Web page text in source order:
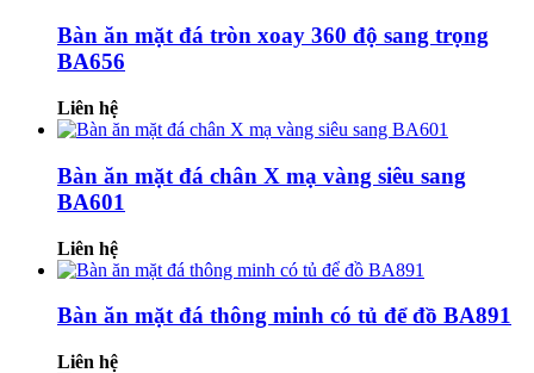
Bàn ăn mặt đá tròn xoay 360 độ sang trọng
BA656
Liên hệ
Bàn ăn mặt đá chân X mạ vàng siêu sang
BA601
Liên hệ
Bàn ăn mặt đá thông minh có tủ để đồ BA891
Liên hệ